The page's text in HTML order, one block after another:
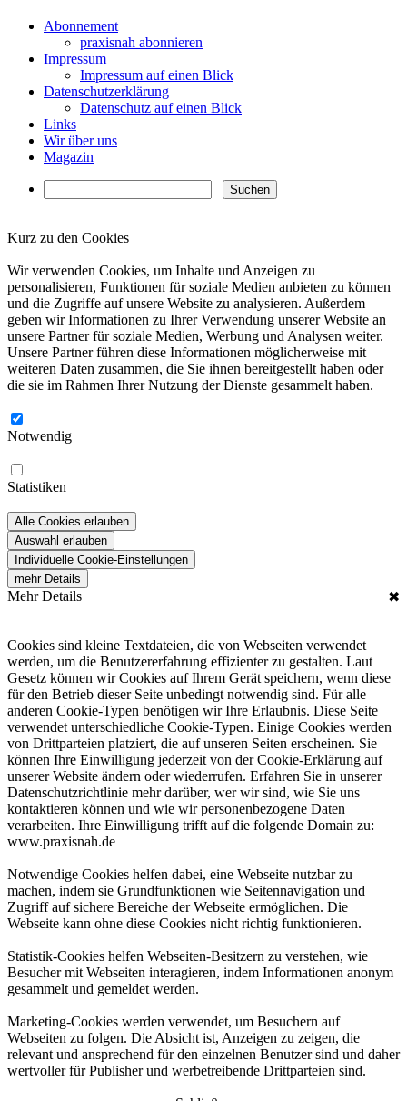
Abonnement
praxisnah abonnieren
Impressum
Impressum auf einen Blick
Datenschutzerklärung
Datenschutz auf einen Blick
Links
Wir über uns
Magazin
Kurz zu den Cookies
Wir verwenden Cookies, um Inhalte und Anzeigen zu
personalisieren, Funktionen für soziale Medien anbieten zu können
und die Zugriffe auf unsere Website zu analysieren. Außerdem
geben wir Informationen zu Ihrer Verwendung unserer Website an
unsere Partner für soziale Medien, Werbung und Analysen weiter.
Unsere Partner führen diese Informationen möglicherweise mit
weiteren Daten zusammen, die Sie ihnen bereitgestellt haben oder
die sie im Rahmen Ihrer Nutzung der Dienste gesammelt haben.
Notwendig
Statistiken
Alle Cookies erlauben
Auswahl erlauben
Individuelle Cookie-Einstellungen
mehr Details
Mehr Details ✖
Cookies sind kleine Textdateien, die von Webseiten verwendet
werden, um die Benutzererfahrung effizienter zu gestalten. Laut
Gesetz können wir Cookies auf Ihrem Gerät speichern, wenn diese
für den Betrieb dieser Seite unbedingt notwendig sind. Für alle
anderen Cookie-Typen benötigen wir Ihre Erlaubnis. Diese Seite
verwendet unterschiedliche Cookie-Typen. Einige Cookies werden
von Drittparteien platziert, die auf unseren Seiten erscheinen. Sie
können Ihre Einwilligung jederzeit von der Cookie-Erklärung auf
unserer Website ändern oder wiederrufen. Erfahren Sie in unserer
Datenschutzrichtlinie mehr darüber, wer wir sind, wie Sie uns
kontaktieren können und wie wir personenbezogene Daten
verarbeiten. Ihre Einwilligung trifft auf die folgende Domain zu:
www.praxisnah.de
Notwendige Cookies helfen dabei, eine Webseite nutzbar zu
machen, indem sie Grundfunktionen wie Seitennavigation und
Zugriff auf sichere Bereiche der Webseite ermöglichen. Die
Webseite kann ohne diese Cookies nicht richtig funktionieren.
Statistik-Cookies helfen Webseiten-Besitzern zu verstehen, wie
Besucher mit Webseiten interagieren, indem Informationen anonym
gesammelt und gemeldet werden.
Marketing-Cookies werden verwendet, um Besuchern auf
Webseiten zu folgen. Die Absicht ist, Anzeigen zu zeigen, die
relevant und ansprechend für den einzelnen Benutzer sind und daher
wertvoller für Publisher und werbetreibende Drittparteien sind.